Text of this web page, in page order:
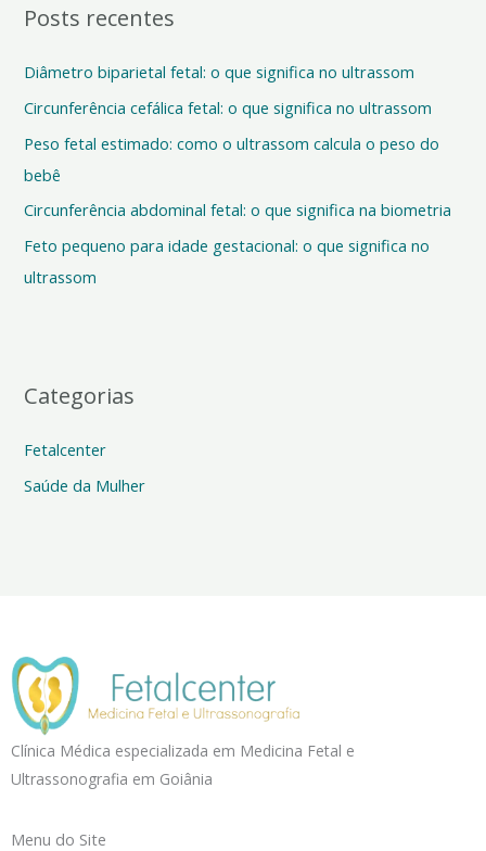
u
s
a
r
p
o
r
:
Posts recentes
Diâmetro biparietal fetal: o que significa no ultrassom
Circunferência cefálica fetal: o que significa no ultrassom
Peso fetal estimado: como o ultrassom calcula o peso do
bebê
Circunferência abdominal fetal: o que significa na biometria
Feto pequeno para idade gestacional: o que significa no
ultrassom
Categorias
Fetalcenter
Saúde da Mulher
Clínica Médica especializada em Medicina Fetal e
Ultrassonografia em Goiânia
Menu do Site